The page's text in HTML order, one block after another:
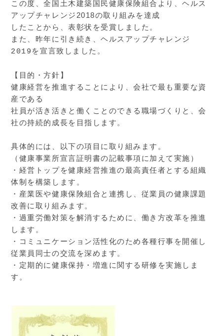
この度、全国土木建築国民健康保険組合より、ヘルス
アップチャレンジ2018の取り組みを達成
したことから、表彰状を受賞しました。
また、昨年に引き続き、ヘルスアップチャレンジ
2019を宣言致しました。
【目的・方針】
健康経営を推進することにより、会社で最も重要な資
産である
社員が活き活きと働くことのできる職場づくりと、会
社の持続的成長を目指します。
具体的には、以下の項目に取り組みます。
（健康事業所宣言証明書の記載事項に加えて実施）
・経営トップを健康経営推進の最高責任者とする組織
体制を構築します。
・産業医や健康保険組合と連携し、従業員の健康課題
改善に取り組みます。
・過重労働対策を解消するために、働き方改革を推進
します。
・コミュニケーション活性化のため各種行事を開催し
従業員同士の交流を深めます。
・定期的に健康保持・増進に関する研修を実施しま
す。